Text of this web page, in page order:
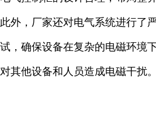
此外，厂家还对电气系统进行了
试，确保设备在复杂的电磁环境
对其他设备和人员造成电磁干扰。